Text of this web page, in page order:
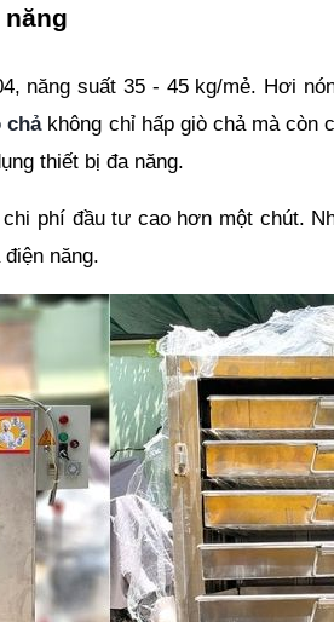
năng
năng suất 35 - 45 kg/mẻ. Hơi
chả không chỉ hấp giò chả mà còn
thiết bị đa năng.
phí đầu tư cao hơn một chút.
năng.